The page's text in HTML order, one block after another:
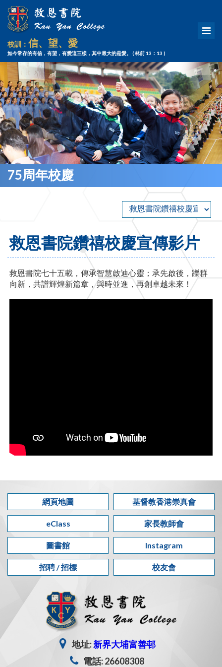
校訓：信、望、愛
如今常存的有信，有望，有愛這三樣，其中最大的是愛。 ( 林前 13：13 )
75周年校慶
救恩書院鑽禧校慶宣傳影片
救恩書院七十五載，傳承智慧啟迪心靈；承先啟後，躒群
向新，共譜輝煌新篇章，與時並進，再創卓越未來！
網頁地圖 基督教香港崇真會
eClass 家長教師會
圖書館 Instagram
招聘 / 招標 校友會
地址:新界大埔富善邨
電話: 26608308